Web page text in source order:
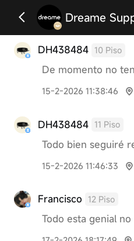
Dreame
DH438484 10 Piso
De momento no
15-2-2026 11:38:46
DH438484 11 Piso
Todo bien seguiré
15-2-2026 11:46:33
Francisco 12 Piso
Todo esta genial